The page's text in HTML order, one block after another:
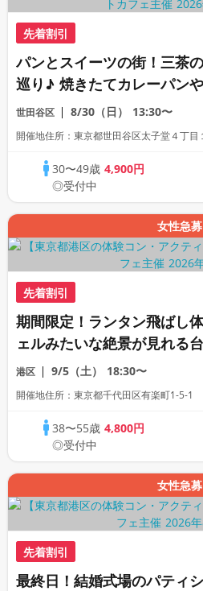
先着割引
パンとスイーツの街！三茶
巡り♪ 焼きたてカレーパン
パン！映える風船パンに瓶詰
キまで♪パン屋巡りおいし
世田谷区 8/30（日） 13:30〜
開催地住所：東京都世田谷区太子堂４丁
30〜49歳4,900円
◎受付中
女性急募
先着割引
期間限定！ランタン飛ばし
ェルみたいな絶景が見れる
本場屋台グルメに舌鼓♡台湾
コン♪
港区 9/5（土） 18:30〜
開催地住所：東京都千代田区有楽町1-5-
38〜55歳4,800円
◎受付中
女性急募
先着割引
最終日！結婚式場のパティ